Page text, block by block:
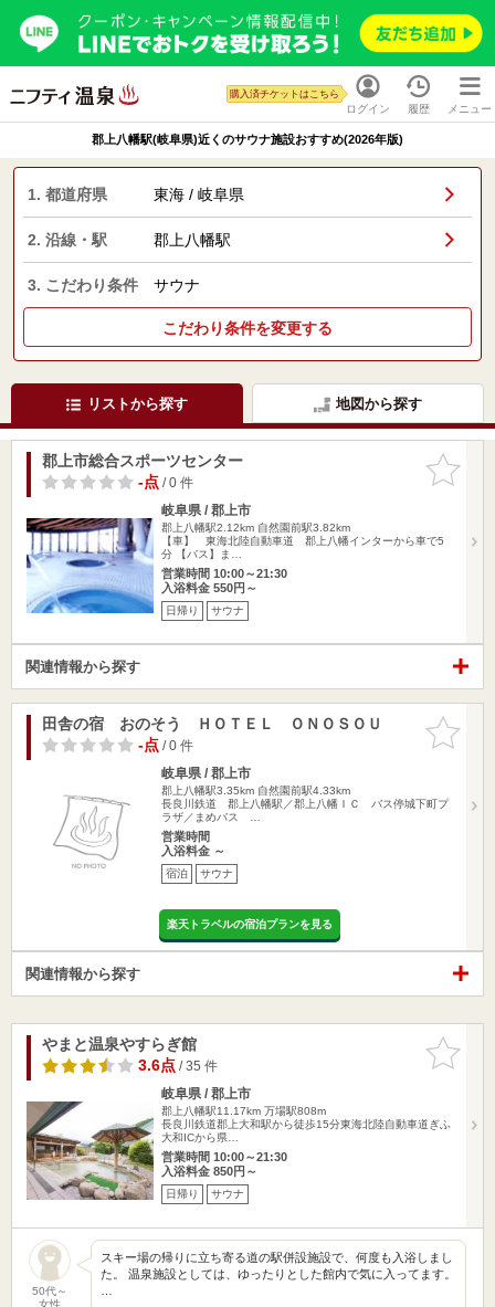
ログイン
購入済チケットはこちら
履歴 メニュー
郡上八幡駅(岐阜県)近くのサウナ施設おすすめ(2026年版)
1. 都道府県 東海 / 岐阜県
2. 沿線・駅 郡上八幡駅
3. こだわり条件 サウナ
こだわり条件を変更する
リストから探す 地図から探す
お気に入
りに追加
郡上市総合スポーツセンター
-点/ 0 件
岐阜県 / 郡上市
郡上八幡駅2.12km 自然園前駅3.82km
【車】 東海北陸自動車道 郡上八幡インターから車で5
分 【バス】ま…
営業時間 10:00～21:30
入浴料金 550円～
日帰り サウナ
関連情報から探す
お気に入
りに追加
田舎の宿 おのそう ＨＯＴＥＬ ＯＮＯＳＯＵ
-点/ 0 件
岐阜県 / 郡上市
郡上八幡駅3.35km 自然園前駅4.33km
長良川鉄道 郡上八幡駅／郡上八幡ＩＣ バス停城下町プ
ラザ／まめバス …
営業時間
入浴料金 ～
宿泊 サウナ
楽天トラベルの宿泊プランを見る
関連情報から探す
お気に入
りに追加
やまと温泉やすらぎ館
3.6点/ 35 件
岐阜県 / 郡上市
郡上八幡駅11.17km 万場駅808m
長良川鉄道郡上大和駅から徒歩15分東海北陸自動車道ぎふ
大和ICから県…
営業時間 10:00～21:30
入浴料金 850円～
日帰り サウナ
50代～
女性
スキー場の帰りに立ち寄る道の駅併設施設で、何度も入浴しまし
た。 温泉施設としては、ゆったりとした館内で気に入ってます。